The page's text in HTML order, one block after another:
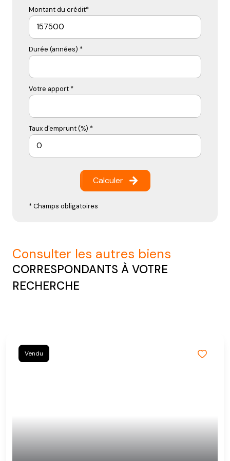
Montant du crédit*
Durée (années) *
Votre apport *
Taux d'emprunt (%) *
Calculer
* Champs obligatoires
consulter les autres biens
CORRESPONDANTS À VOTRE
RECHERCHE
Vendu